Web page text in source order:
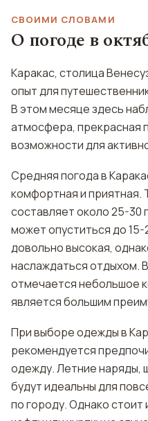
СВОИМИ СЛОВАМИ
О погоде в
Каракас, столица
опыт для
В этом месяце здесь
атмосфера, прекрасная
возможности для
Средняя погода в
комфортная и приятная.
составляет около 25-30
может опуститься до
довольно высокая,
наслаждаться отдыхом.
отмечается небольшое
является большим
При выборе одежды в
рекомендуется
одежду. Летние наряды,
будут идеальны для
по городу. Однако